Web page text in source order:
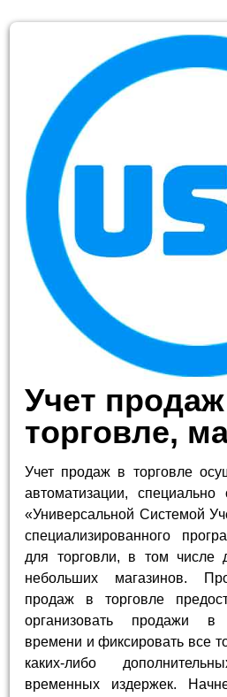
Учет
торговле,
Учет продаж в торговле
автоматизации, специально
«Универсальной Системой
специализированного
для торговли, в том числе
небольших магазинов.
продаж в торговле
организовать продажи
времени и фиксировать все
каких-либо
временных издержек.